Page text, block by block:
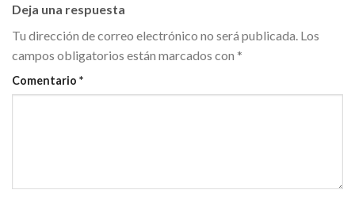
Deja una respuesta
Tu dirección de correo electrónico no será publicada. Los
campos obligatorios están marcados con *
Comentario *